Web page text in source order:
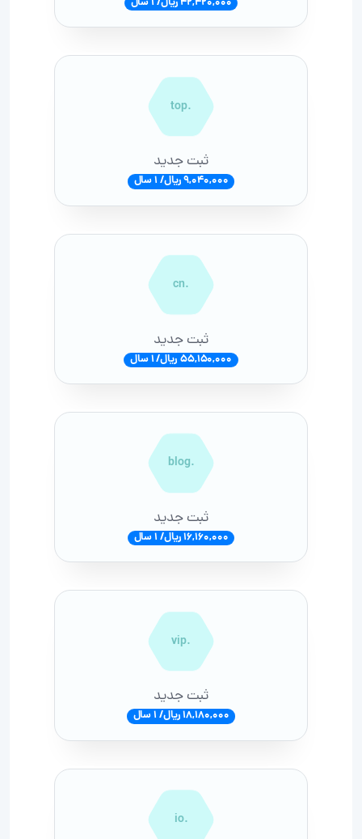
.top
ثبت جدید
9,040,000 ریال/ 1 سال
.cn
ثبت جدید
55,150,000 ریال/ 1 سال
.blog
ثبت جدید
16,160,000 ریال/ 1 سال
.vip
ثبت جدید
18,180,000 ریال/ 1 سال
.io